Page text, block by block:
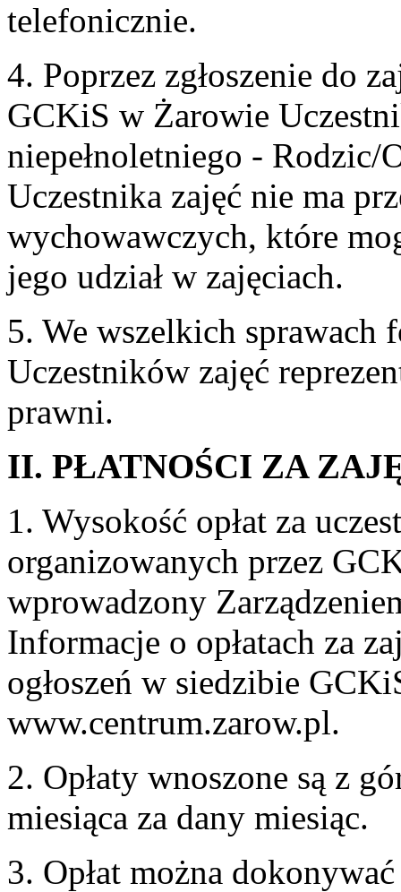
telefonicznie.
4. Poprzez zgłoszenie do
GCKiS w Żarowie
niepełnoletniego - Rodzic/
Uczestnika zajęć nie ma
wychowawczych, które
jego udział w zajęciach.
5. We wszelkich sprawach
Uczestników zajęć
prawni.
II. PŁATNOŚCI ZA
1. Wysokość opłat za
organizowanych przez
wprowadzony
Informacje o opłatach za
ogłoszeń w siedzibie
www.centrum.zarow.pl.
2. Opłaty wnoszone są z
miesiąca za dany miesiąc.
3. Opłat można